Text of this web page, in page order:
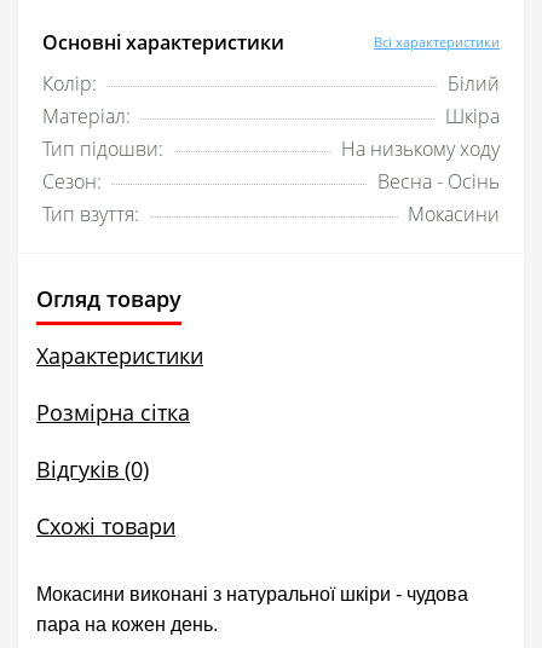
Основні характеристики Всі характеристики
Колір:
Білий
Матеріал:
Шкіра
Тип підошви:
На низькому ходу
Сезон:
Весна - Осінь
Тип взуття:
Мокасини
Огляд товару
Характеристики
Розмірна сітка
Відгуків (0)
Схожі товари
Мокасини виконані з натуральної шкіри - чудова
пара на кожен день.